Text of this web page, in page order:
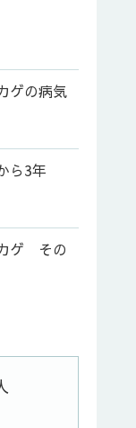
ゲの病気
ら3年
ゲ その